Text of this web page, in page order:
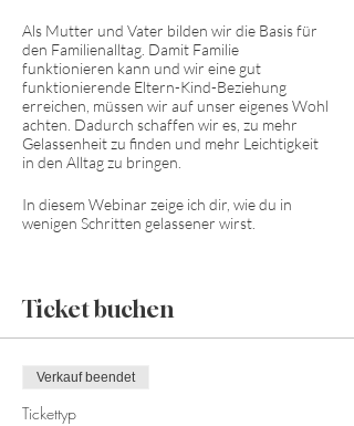
Als Mutter und Vater bilden wir die Basis für
den Familienalltag. Damit Familie
funktionieren kann und wir eine gut
funktionierende Eltern-Kind-Beziehung
erreichen, müssen wir auf unser eigenes Wohl
achten. Dadurch schaffen wir es, zu mehr
Gelassenheit zu finden und mehr Leichtigkeit
in den Alltag zu bringen.
In diesem Webinar zeige ich dir, wie du in
wenigen Schritten gelassener wirst.
Ticket buchen
Verkauf beendet
Tickettyp